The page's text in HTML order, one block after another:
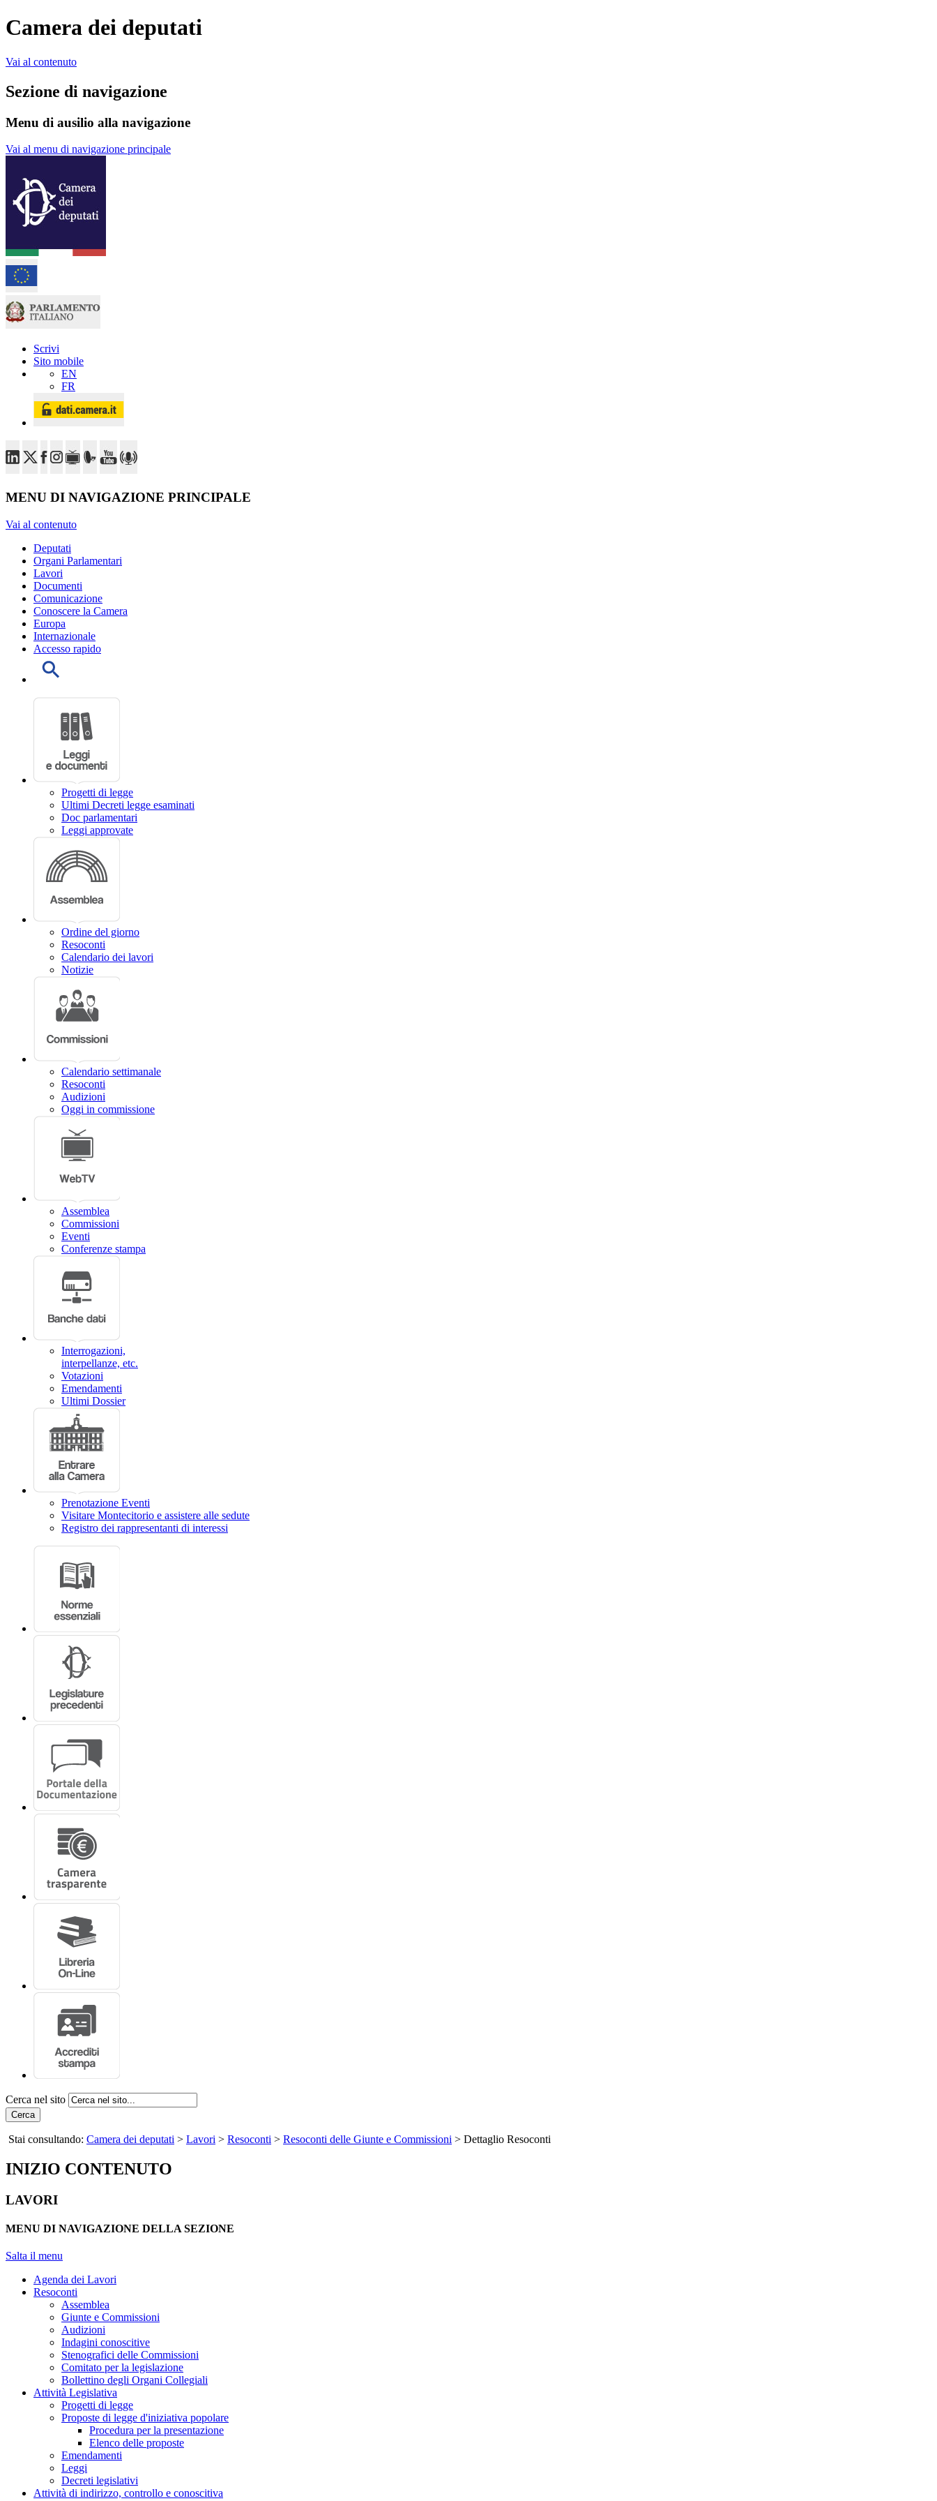
Camera dei deputati
Vai al contenuto
Sezione di navigazione
Menu di ausilio alla navigazione
Vai al menu di navigazione principale
Scrivi
Sito mobile
EN
FR
MENU DI NAVIGAZIONE PRINCIPALE
Vai al contenuto
Deputati
Organi Parlamentari
Lavori
Documenti
Comunicazione
Conoscere la Camera
Europa
Internazionale
Accesso rapido
Progetti di legge
Ultimi Decreti legge esaminati
Doc parlamentari
Leggi approvate
Ordine del giorno
Resoconti
Calendario dei lavori
Notizie
Calendario settimanale
Resoconti
Audizioni
Oggi in commissione
Assemblea
Commissioni
Eventi
Conferenze stampa
Interrogazioni,
interpellanze, etc.
Votazioni
Emendamenti
Ultimi Dossier
Prenotazione Eventi
Visitare Montecitorio e assistere alle sedute
Registro dei rappresentanti di interessi
Cerca nel sito
Cerca
Stai consultando: Camera dei deputati > Lavori > Resoconti > Resoconti delle Giunte e Commissioni > Dettaglio Resoconti
INIZIO CONTENUTO
LAVORI
MENU DI NAVIGAZIONE DELLA SEZIONE
Salta il menu
Agenda dei Lavori
Resoconti
Assemblea
Giunte e Commissioni
Audizioni
Indagini conoscitive
Stenografici delle Commissioni
Comitato per la legislazione
Bollettino degli Organi Collegiali
Attività Legislativa
Progetti di legge
Proposte di legge d'iniziativa popolare
Procedura per la presentazione
Elenco delle proposte
Emendamenti
Leggi
Decreti legislativi
Attività di indirizzo, controllo e conoscitiva